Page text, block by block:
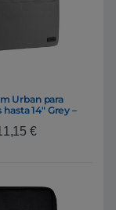
Urban para
14″ Grey –
€